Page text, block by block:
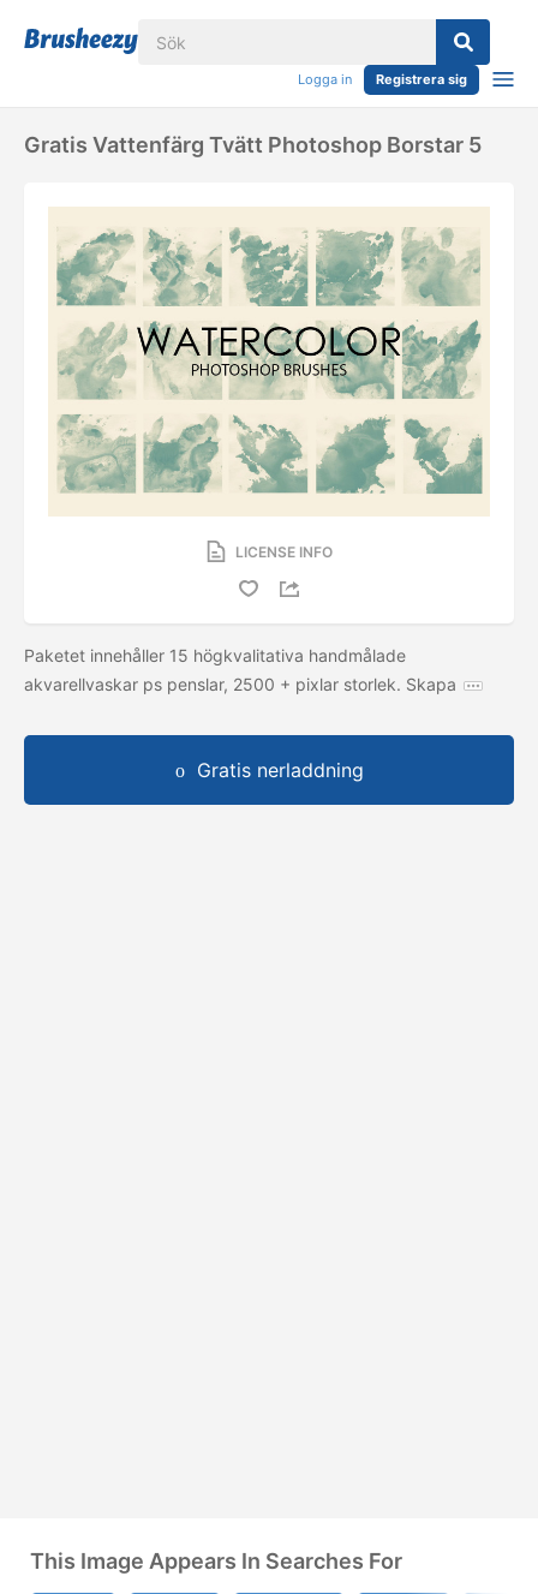
Logga in Registrera sig
Gratis Vattenfärg Tvätt Photoshop Borstar 5
LICENSE INFO
Paketet innehåller 15 högkvalitativa handmålade
akvarellvaskar ps penslar, 2500 + pixlar storlek. Skapa
Gratis nerladdning
This Image Appears In Searches For